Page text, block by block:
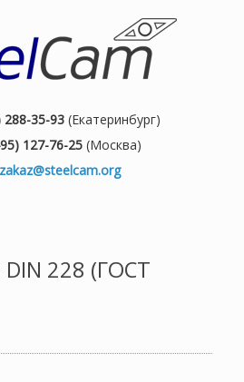
288-35-93(Екатеринбург)
127-76-25 (Москва)
zakaz@steelcam.org
228 (ГОСТ